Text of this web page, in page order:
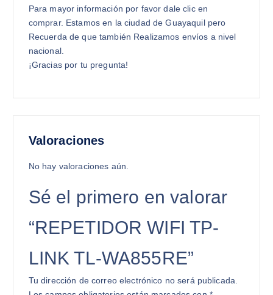
Para mayor información por favor dale clic en
comprar. Estamos en la ciudad de Guayaquil pero
Recuerda de que también Realizamos envíos a nivel
nacional.
¡Gracias por tu pregunta!
Valoraciones
No hay valoraciones aún.
Sé el primero en valorar
“REPETIDOR WIFI TP-
LINK TL-WA855RE”
Tu dirección de correo electrónico no será publicada.